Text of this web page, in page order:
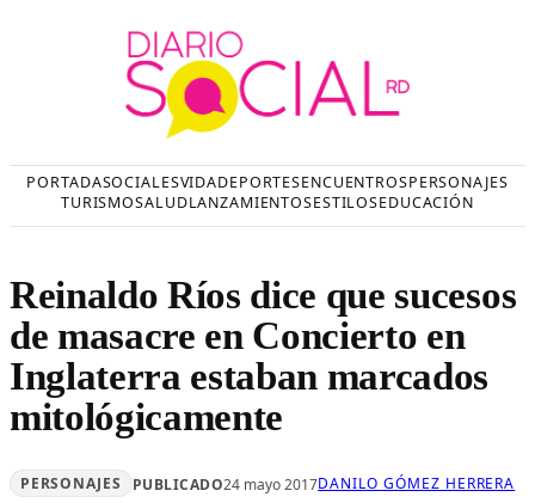
PORTADASOCIALESVIDADEPORTESENCUENTROSPERSONAJES
TURISMOSALUDLANZAMIENTOSESTILOSEDUCACIÓN
Reinaldo Ríos dice que sucesos
de masacre en Concierto en
Inglaterra estaban marcados
mitológicamente
PERSONAJES PUBLICADO24 mayo 2017DANILO GÓMEZ HERRERA